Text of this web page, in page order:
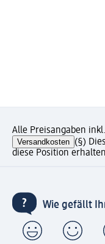
Alle Preisangaben
Versandkosten (§)
diese Position
Wie gefällt